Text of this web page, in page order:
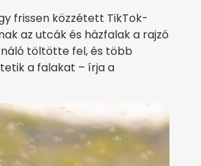
frissen közzétett TikTok-
az utcák és házfalak a rajzó
töltötte fel, és több
a falakat – írja a